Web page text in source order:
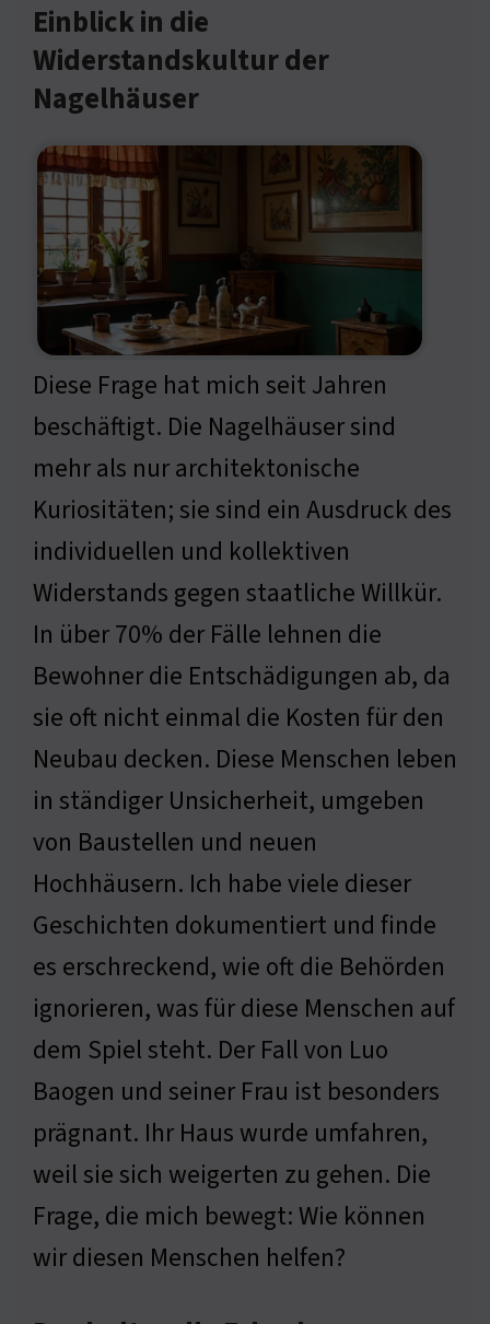
Einblick in die
Widerstandskultur der
Nagelhäuser
Diese Frage hat mich seit Jahren
beschäftigt. Die Nagelhäuser sind
mehr als nur architektonische
Kuriositäten; sie sind ein Ausdruck des
individuellen und kollektiven
Widerstands gegen staatliche Willkür.
In über 70% der Fälle lehnen die
Bewohner die Entschädigungen ab, da
sie oft nicht einmal die Kosten für den
Neubau decken. Diese Menschen leben
in ständiger Unsicherheit, umgeben
von Baustellen und neuen
Hochhäusern. Ich habe viele dieser
Geschichten dokumentiert und finde
es erschreckend, wie oft die Behörden
ignorieren, was für diese Menschen auf
dem Spiel steht. Der Fall von Luo
Baogen und seiner Frau ist besonders
prägnant. Ihr Haus wurde umfahren,
weil sie sich weigerten zu gehen. Die
Frage, die mich bewegt: Wie können
wir diesen Menschen helfen?